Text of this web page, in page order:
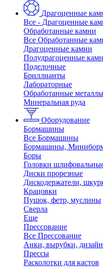
Драгоценные
Все - Драгоценные
Обработанные камни
Все Обработанные
Драгоценные камни
Полудрагоценные
Поделочные
Бриллианты
Лабораторные
Обработанные металлы
Минеральная руда
Оборудование
Бормашины
Все Бормашины
Бормашины,
Боры
Головки
Диски прорезные
Дискодержатели,
Крацовки
Пушок, фетр, муслины
Сверла
Еще
Прессование
Все Прессование
Анки, вырубки,
Прессы
Расколотки для кастов